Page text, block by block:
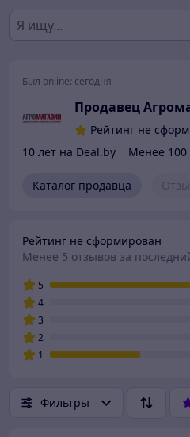
Был online: сегодня
Продавец
Рейтинг не
10 лет на Deal.by
Менее 100
Каталог продавца
Фильтры
Рейтинг не сформирован
Менее 5 отзывов за
5
4
3
2
1